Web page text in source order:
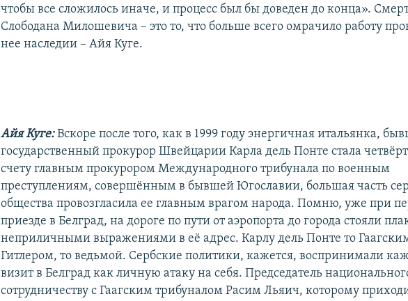
чтобы все сложилось иначе, и процесс был бы доведен до конца».
Слободана Милошевича – это то, что больше всего омрачило работу
нее наследии – Айя Куге.
Айя Куге:Вскоре после того, как в 1999 году энергичная итальянка,
государственный прокурор Швейцарии Карла дель Понте стала
счету главным прокурором Международного трибунала по военным
преступлениям, совершённым в бывшей Югославии, большая часть
общества провозгласила ее главным врагом народа. Помню, уже при
приезде в Белград, на дороге по пути от аэропорта до города стояли
неприличными выражениями в её адрес. Карлу дель Понте то
Гитлером, то ведьмой. Сербские политики, кажется, воспринимали
визит в Белград как личную атаку на себя. Председатель
сотрудничеству с Гаагским трибуналом Расим Льяич, которому